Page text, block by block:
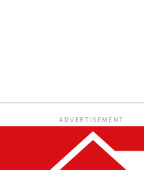
ADVERTISEMENT